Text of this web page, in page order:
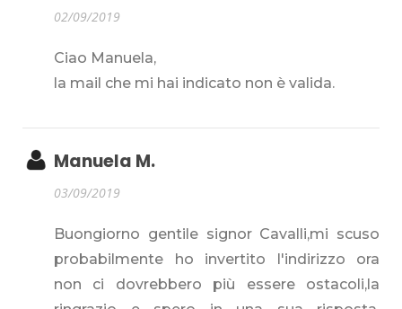
02/09/2019
Ciao Manuela,
la mail che mi hai indicato non è valida.
Manuela M.
03/09/2019
Buongiorno gentile signor Cavalli,mi scuso
probabilmente ho invertito l'indirizzo ora
non ci dovrebbero più essere ostacoli,la